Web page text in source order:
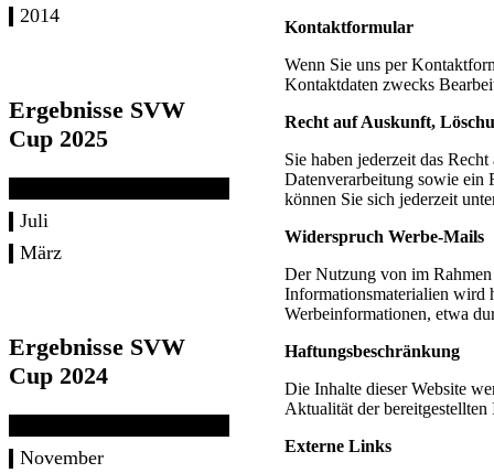
2014
Ergebnisse SVW
Cup 2025
Juli
März
Ergebnisse SVW
Cup 2024
November
Kontaktformular
Wenn Sie uns per
Kontaktdaten zwecks
Recht auf Auskunft,
Sie haben jederzeit das
Datenverarbeitung sowie ein
können Sie sich jederzeit
Widerspruch Werbe-Mails
Der Nutzung von im
Informationsmaterialien wird
Werbeinformationen, etwa
Haftungsbeschränkung
Die Inhalte dieser Website
Aktualität der
Externe Links